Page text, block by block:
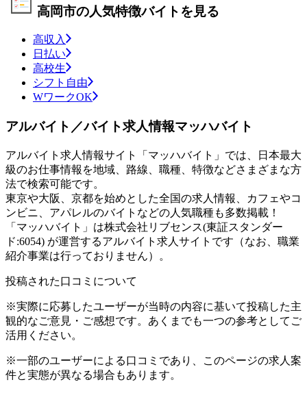
高岡市の人気特徴バイトを見る
高収入
日払い
高校生
シフト自由
WワークOK
アルバイト／バイト求人情報マッハバイト
アルバイト求人情報サイト「マッハバイト」では、日本最大
級のお仕事情報を地域、路線、職種、特徴などさまざまな方
法で検索可能です。
東京や大阪、京都を始めとした全国の求人情報、カフェやコ
ンビニ、アパレルのバイトなどの人気職種も多数掲載！
「マッハバイト」は株式会社リブセンス(東証スタンダー
ド:6054) が運営するアルバイト求人サイトです（なお、職業
紹介事業は行っておりません）。
投稿された口コミについて
※実際に応募したユーザーが当時の内容に基いて投稿した主
観的なご意見・ご感想です。あくまでも一つの参考としてご
活用ください。
※一部のユーザーによる口コミであり、このページの求人案
件と実態が異なる場合もあります。